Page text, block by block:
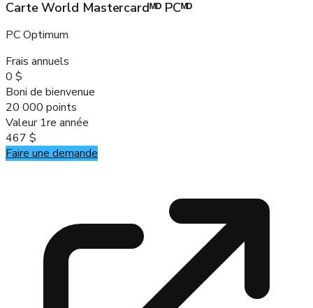
Carte World Mastercardᴹᴰ PCᴹᴰ
PC Optimum
Frais annuels
0 $
Boni de bienvenue
20 000 points
Valeur 1re année
467 $
Faire une demande